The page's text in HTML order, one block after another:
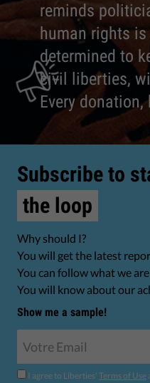
reminds
human rights
determined to
civil liberties,
Every
Subscribe to
the loop
Why should I?
You will get the latest
You can follow what we
You will know about our
Show me a sample!
I agree to Liberties' Terms of Use